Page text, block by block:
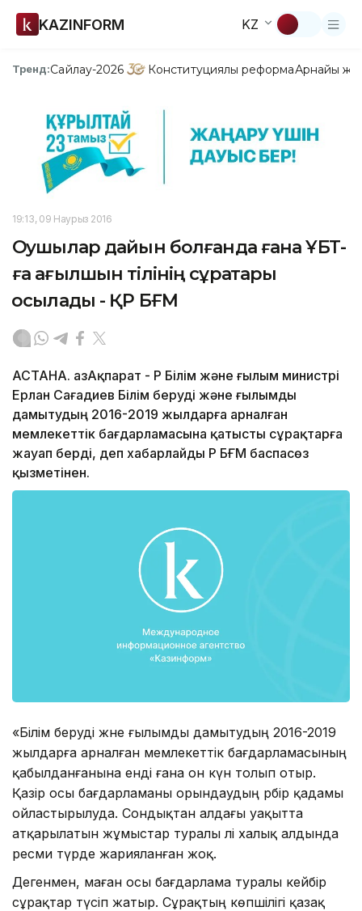
KAZINFORM KZ
Тренд:Сайлау-2026 Конституциялық реформаАрнайы
19:13, 09 Наурыз 2016
Оқушылар дайын болғанда ғана ҰБТ-
ға ағылшын тілінің сұрақтары
қосылады - ҚР БҒМ
АСТАНА. ҚазАқпарат - ҚР Білім және ғылым министрі
Ерлан Сағадиев Білім беруді және ғылымды
дамытудың 2016-2019 жылдарға арналған
мемлекеттік бағдарламасына қатысты сұрақтарға
жауап берді, деп хабарлайды ҚР БҒМ баспасөз
қызметінен.
«Білім беруді және ғылымды дамытудың 2016-2019
жылдарға арналған мемлекеттік бағдарламасының
қабылданғанына енді ғана он күн толып отыр.
Қазір осы бағдарламаны орындаудың әрбір қадамы
ойластырылуда. Сондықтан алдағы уақытта
атқарылатын жұмыстар туралы әлі халық алдында
ресми түрде жарияланған жоқ.
Дегенмен, маған осы бағдарлама туралы кейбір
сұрақтар түсіп жатыр. Сұрақтың көпшілігі қазақ